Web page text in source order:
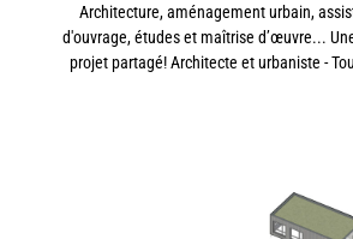
Architecture, aménagement urbain,
d'ouvrage, études et maîtrise d’œuvre...
projet partagé! Architecte et urbaniste -